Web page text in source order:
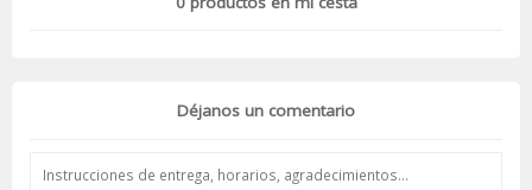
Déjanos un comentario